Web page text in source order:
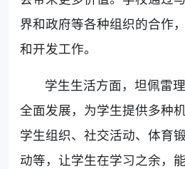
界和政府等各种组织的合作
和开发工作。
学生生活方面，坦佩雷
全面发展，为学生提供多种
学生组织、社交活动、体育
动等，让学生在学习之余，